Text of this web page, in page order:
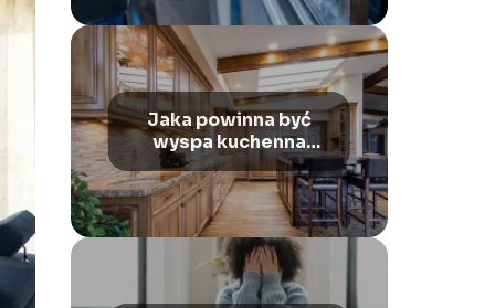
Jaka powinna być
wyspa kuchenna
wolnostojąca?